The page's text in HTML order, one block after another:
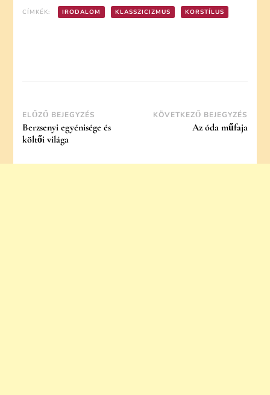
CÍMKÉK: IRODALOM KLASSZICIZMUS KORSTÍLUS
Post
Navigation
ELŐZŐ BEJEGYZÉS
Berzsenyi egyénisége és
költői világa
KÖVETKEZŐ BEJEGYZÉS
Az óda műfaja